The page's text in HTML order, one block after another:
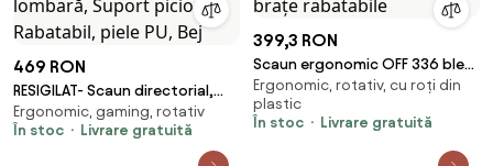
469 RON
RESIGILAT- Scaun directorial,
Masaj în perna lombară, Suport
picioare, Rabatabil, piele PU, Bej
Ergonomic, gaming, rotativ
În stoc
Livrare gratuită
399,3 RON
Scaun ergonomic OFF 336 bleu,
spătar înalt și brațe rabatabile
Ergonomic, rotativ, cu roți din
plastic
În stoc
Livrare gratuită